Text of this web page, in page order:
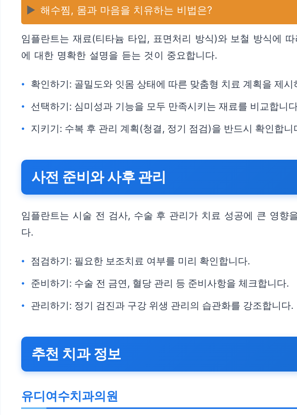
▶️ 해수찜, 몸과 마음을 치유하는 비법은?
임플란트는 재료(티타늄 타입, 표면처리 방식)와 보철 방식에
에 대한 명확한 설명을 듣는 것이 중요합니다.
확인하기: 골밀도와 잇몸 상태에 따른 맞춤형 치료 계획을 제
선택하기: 심미성과 기능을 모두 만족시키는 재료를 비교합니
지키기: 수복 후 관리 계획(청결, 정기 점검)을 반드시 확인합니
사전 준비와 사후 관리
임플란트는 시술 전 검사, 수술 후 관리가 치료 성공에 큰 영향
다.
점검하기: 필요한 보조치료 여부를 미리 확인합니다.
준비하기: 수술 전 금연, 혈당 관리 등 준비사항을 체크합니다.
관리하기: 정기 검진과 구강 위생 관리의 습관화를 강조합니다.
추천 치과 정보
유디여수치과의원